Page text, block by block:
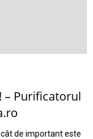
– Purificatorul
de important este